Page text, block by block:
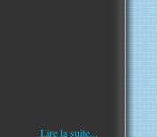
Lire la suite...